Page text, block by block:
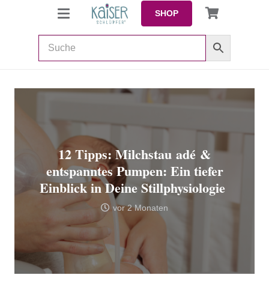
SHOP
12 Tipps: Milchstau adé &
entspanntes Pumpen: Ein tiefer
Einblick in Deine Stillphysiologie
vor 2 Monaten